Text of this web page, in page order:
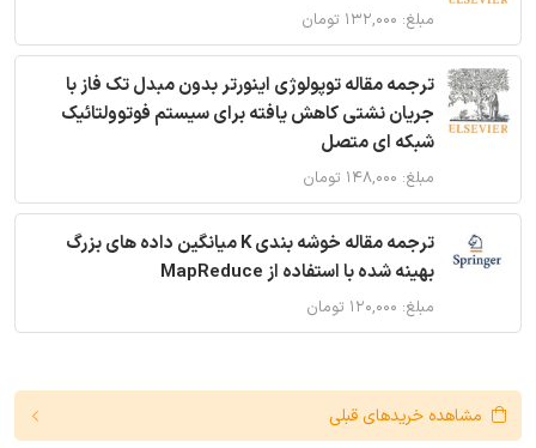
مبلغ: ۱۳۲,۰۰۰ تومان
ترجمه مقاله توپولوژی اینورتر بدون مبدل تک فاز با
جریان نشتی کاهش یافته برای سیستم فوتوولتائیک
شبکه ای متصل
مبلغ: ۱۴۸,۰۰۰ تومان
ترجمه مقاله خوشه بندی K میانگین داده های بزرگ
بهینه شده با استفاده از MapReduce
مبلغ: ۱۲۰,۰۰۰ تومان
مشاهده خریدهای قبلی